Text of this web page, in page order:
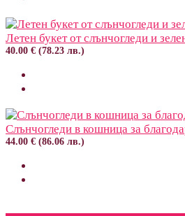
Летен букет от слънчогледи и
40.00 € (78.23 лв.)
Слънчогледи в кошница за
44.00 € (86.06 лв.)